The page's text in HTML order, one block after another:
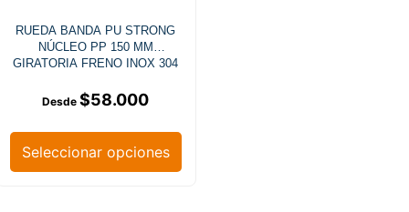
RUEDA BANDA PU STRONG
NÚCLEO PP 150 MM
GIRATORIA FRENO INOX 304
$58.000
Seleccionar opciones